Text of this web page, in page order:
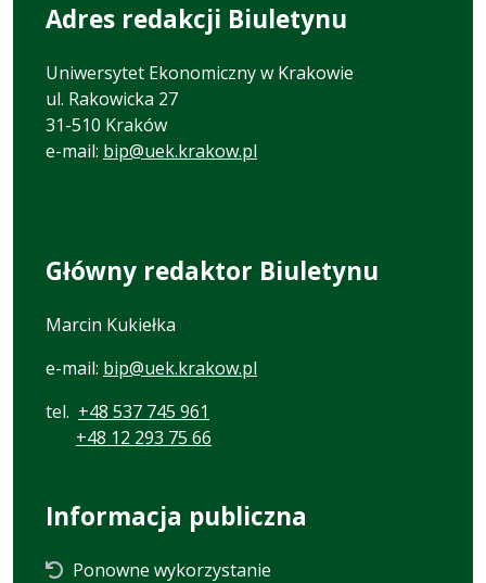
Adres redakcji Biuletynu
Uniwersytet Ekonomiczny w Krakowie
ul. Rakowicka 27
31-510 Kraków
e-mail: bip@uek.krakow.pl
Główny redaktor Biuletynu
Marcin Kukiełka
e-mail: bip@uek.krakow.pl
tel. +48 537 745 961
+48 12 293 75 66
Informacja publiczna
Ponowne wykorzystanie